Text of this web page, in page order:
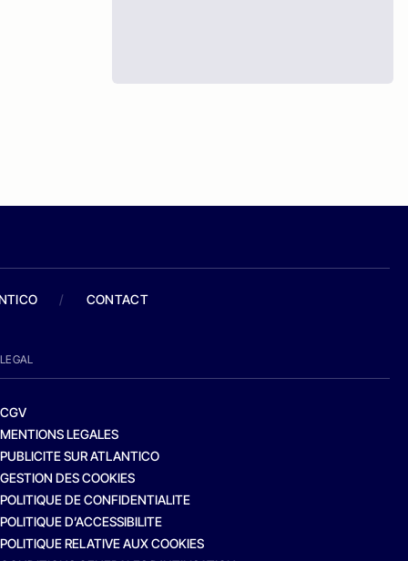
/ CONTACT
LEGAL
CGV
MENTIONS LEGALES
PUBLICITE SUR ATLANTICO
GESTION DES COOKIES
POLITIQUE DE CONFIDENTIALITE
POLITIQUE D’ACCESSIBILITE
POLITIQUE RELATIVE AUX COOKIES